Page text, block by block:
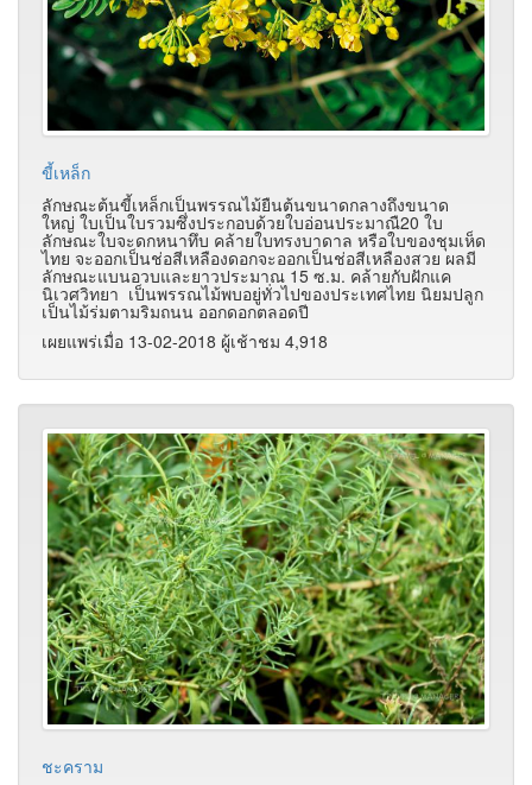
ขี้เหล็ก
ลักษณะต้นขี้เหล็กเป็นพรรณไม้ยืนต้นขนาดกลางถึงขนาด
ใหญ่ ใบเป็นใบรวมซึ่งประกอบด้วยใบอ่อนประมาณื20 ใบ
ลักษณะใบจะดกหนาทึบ คล้ายใบทรงบาดาล หรือใบของชุมเห็ด
ไทย จะออกเป็นช่อสีเหลืองดอกจะออกเป็นช่อสีเหลืองสวย ผลมี
ลักษณะแบนอวบและยาวประมาณ 15 ซ.ม. คล้ายกับฝักแค
นิเวศวิทยา เป็นพรรณไม้พบอยู่ทั่วไปของประเทศไทย นิยมปลูก
เป็นไม้ร่มตามริมถนน ออกดอกตลอดปี
เผยแพร่เมื่อ 13-02-2018 ผู้เช้าชม 4,918
ชะคราม